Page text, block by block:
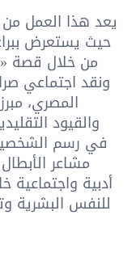
يعد هذا العمل
حيث يستعرض
من خلال قصة «
ونقد اجتماعي
المصري،
والقيود
في رسم
مشاعر
أدبية
للنفس البشرية